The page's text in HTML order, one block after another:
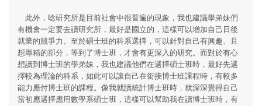
此外，唸研究所是目前社會中很普遍的現象，我也建議學弟妹們
有機會一定要去讀研究所，最好是國立的，這樣可以增加自己日後
就業的競爭力。至於碩士班的科系選擇，可以針對自己有興趣、且
想專精的部分，等到了博士班，才會有更深入的研究。而對於有心
想讀到博士班的學弟妹，我也建議他們在選擇碩士班時，最好先選
擇較為理論的科系，如此可以讓自己在銜接博士班課程時，有較多
能力應付博士班的課程。像我就讀統計博士班時，就深深覺得自己
當初應選擇應用數學系碩士班，這樣可以幫助我在讀博士班時，有